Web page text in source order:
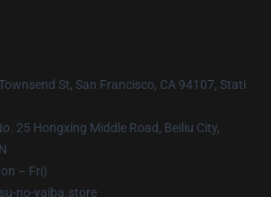
St, San Francisco, CA 94107, Stati
25 Hongxing Middle Road, Beiliu City,
– Fri)
no-yaiba.store